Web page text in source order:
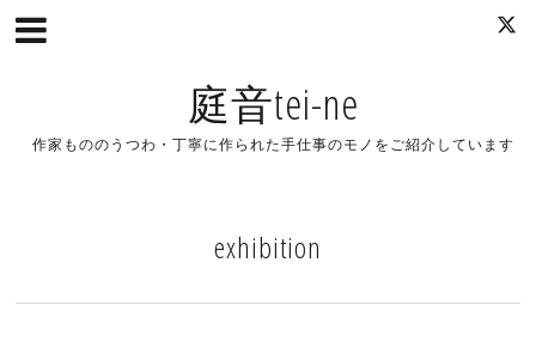
庭音tei-ne
作家もののうつわ・丁寧に作られた手仕事のモノをご紹介しています
exhibition